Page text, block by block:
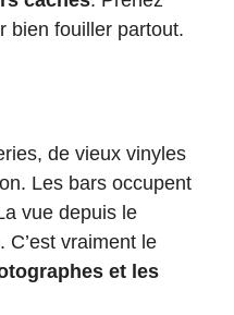
bien fouiller partout.
de vieux vinyles
Les bars occupent
vue depuis le
C’est vraiment le
et les